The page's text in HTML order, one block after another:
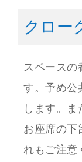
クロー
スペースの
す。予め公
します。
お座席の下
れもご注意